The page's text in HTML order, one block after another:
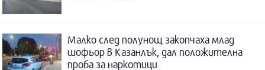
Малко след полунощ закопчаха млад
шофьор в Казанлък, дал положителна
проба за наркотици